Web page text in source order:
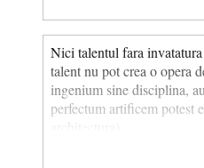
Nici talentul fara
talent nu pot crea o opera
ingenium sine disciplina,
perfectum artificem potest
architectura)